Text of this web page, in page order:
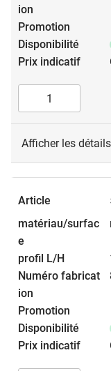
Afficher les détails